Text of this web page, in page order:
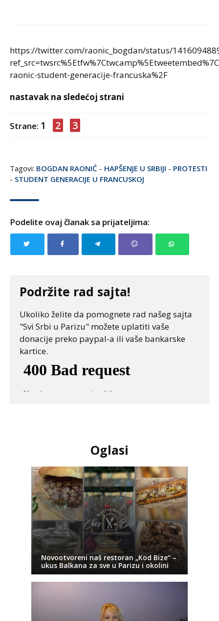
https://twitter.com/raonic_bogdan/status/
raonic-student-generacije-francuska%2F
nastavak na sledećoj strani
Strane: 1 2 3
Tagovi: BOGDAN RAONIĆ - HAPŠENJE U SRBIJI - PROTESTI
- STUDENT GENERACIJE U FRANCUSKOJ
Podelite ovaj članak sa prijateljima:
Podržite rad sajta!
Ukoliko želite da pomognete rad našeg sajta
"Svi Srbi u Parizu" možete uplatiti vaše
donacije preko paypal-a ili vaše bankarske
kartice.
Oglasi
Novootvoreni naš restoran „Kod Bize“ –
ukus Balkana za sve u Parizu i okolini